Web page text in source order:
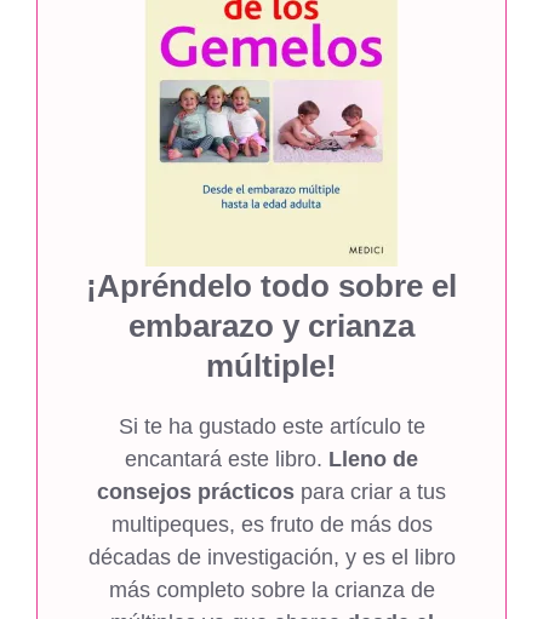
¡Apréndelo todo sobre el
embarazo y crianza
múltiple!
Si te ha gustado este artículo te
encantará este libro. Lleno de
consejos prácticos para criar a tus
multipeques, es fruto de más dos
décadas de investigación, y es el libro
más completo sobre la crianza de